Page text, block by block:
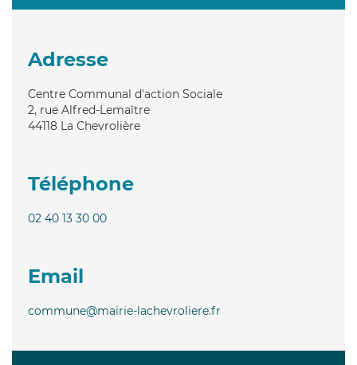
Adresse
Centre Communal d'action Sociale
2, rue Alfred-Lemaître
44118 La Chevrolière
Téléphone
02 40 13 30 00
Email
commune@mairie-lachevroliere.fr